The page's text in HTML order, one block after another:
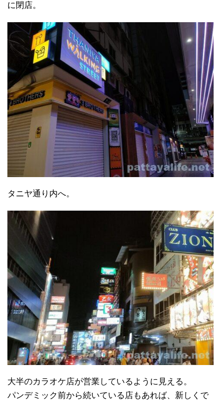
に閉店。
タニヤ通り内へ。
大半のカラオケ店が営業しているように見える。
パンデミック前から続いている店もあれば、新しくで